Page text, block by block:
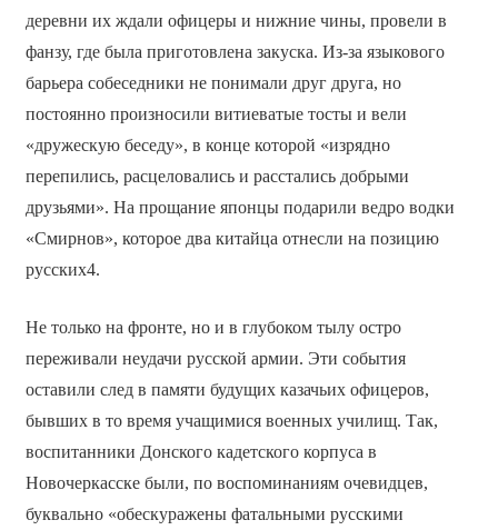
деревни их ждали офицеры и нижние чины, провели в
фанзу, где была приготовлена закуска. Из-за языкового
барьера собеседники не понимали друг друга, но
постоянно произносили витиеватые тосты и вели
«дружескую беседу», в конце которой «изрядно
перепились, расцеловались и расстались добрыми
друзьями». На прощание японцы подарили ведро водки
«Смирнов», которое два китайца отнесли на позицию
русских4.
Не только на фронте, но и в глубоком тылу остро
переживали неудачи русской армии. Эти события
оставили след в памяти будущих казачьих офицеров,
бывших в то время учащимися военных училищ. Так,
воспитанники Донского кадетского корпуса в
Новочеркасске были, по воспоминаниям очевидцев,
буквально «обескуражены фатальными русскими